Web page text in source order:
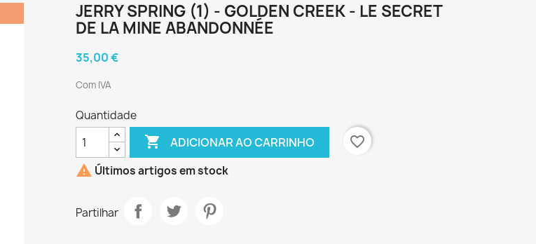
JERRY SPRING (1) - GOLDEN CREEK - LE SECRET
DE LA MINE ABANDONNÉE
35,00 €
Com IVA
Quantidade
 ADICIONAR AO CARRINHO
favorite_border
 Últimos artigos em stock
Partilhar